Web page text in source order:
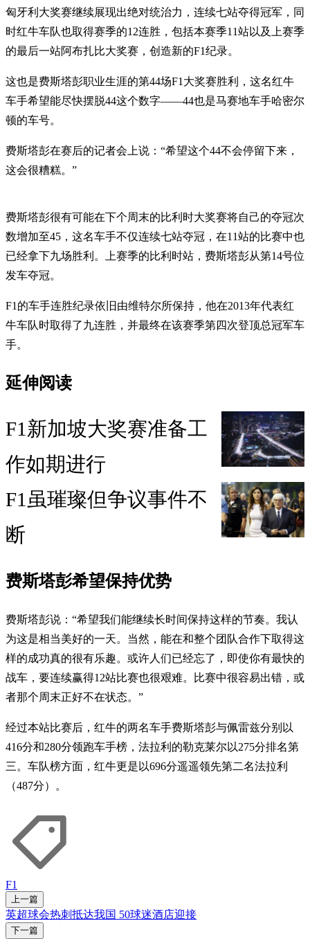
匈牙利大奖赛继续展现出绝对统治力，连续七站夺得冠军，同
时红牛车队也取得赛季的12连胜，包括本赛季11站以及上赛季
的最后一站阿布扎比大奖赛，创造新的F1纪录。
这也是费斯塔彭职业生涯的第44场F1大奖赛胜利，这名红牛
车手希望能尽快摆脱44这个数字——44也是马赛地车手哈密尔
顿的车号。
费斯塔彭在赛后的记者会上说：“希望这个44不会停留下来，
这会很糟糕。”
费斯塔彭很有可能在下个周末的比利时大奖赛将自己的夺冠次
数增加至45，这名车手不仅连续七站夺冠，在11站的比赛中也
已经拿下九场胜利。上赛季的比利时站，费斯塔彭从第14号位
发车夺冠。
F1的车手连胜纪录依旧由维特尔所保持，他在2013年代表红
牛车队时取得了九连胜，并最终在该赛季第四次登顶总冠军车
手。
延伸阅读
F1新加坡大奖赛准备工
作如期进行
F1虽璀璨但争议事件不
断
费斯塔彭希望保持优势
费斯塔彭说：“希望我们能继续长时间保持这样的节奏。我认
为这是相当美好的一天。当然，能在和整个团队合作下取得这
样的成功真的很有乐趣。或许人们已经忘了，即使你有最快的
战车，要连续赢得12站比赛也很艰难。比赛中很容易出错，或
者那个周末正好不在状态。”
经过本站比赛后，红牛的两名车手费斯塔彭与佩雷兹分别以
416分和280分领跑车手榜，法拉利的勒克莱尔以275分排名第
三。车队榜方面，红牛更是以696分遥遥领先第二名法拉利
（487分）。
F1
上一篇
英超球会热刺抵达我国 50球迷酒店迎接
下一篇